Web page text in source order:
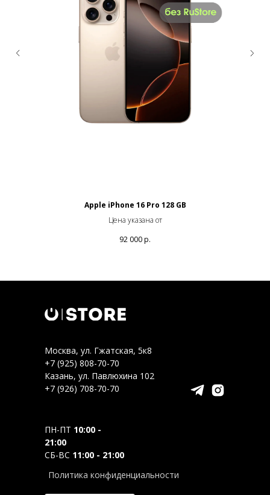
Apple iPhone 16 Pro 128 GB
Цена указана от
92 000р.
Москва, ул. Гжатская, 5к8
+7 (925) 808-70-70
Казань, ул. Павлюхина 102
+7 (926) 708-70-70
ПН-ПТ 10:00 -
21:00
СБ-ВС 11:00 - 21:00
Политика конфиденциальности